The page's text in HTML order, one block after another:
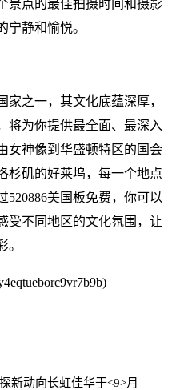
景点的最佳拍摄时间和摄影
宁静和愉悦。
之一，其文化底蕴深厚，
将为你提供最全面、最深入
女神像到华盛顿特区的国会
杉矶的好莱坞，每一个地点
520886美国板免费，你可以
受不同地区的文化氛围，让
。
新动向长虹佳华于<9>月